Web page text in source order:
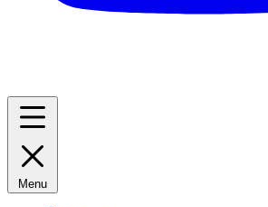
Menu